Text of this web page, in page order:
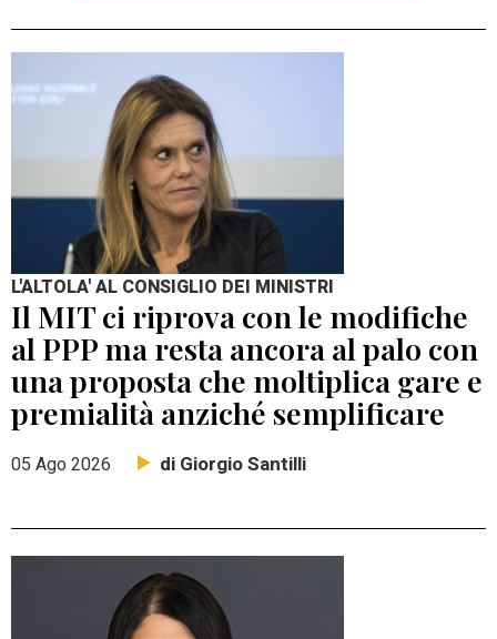
L'ALTOLA' AL CONSIGLIO DEI MINISTRI
Il MIT ci riprova con le modifiche
al PPP ma resta ancora al palo con
una proposta che moltiplica gare e
premialità anziché semplificare
05 Ago 2026 di Giorgio Santilli